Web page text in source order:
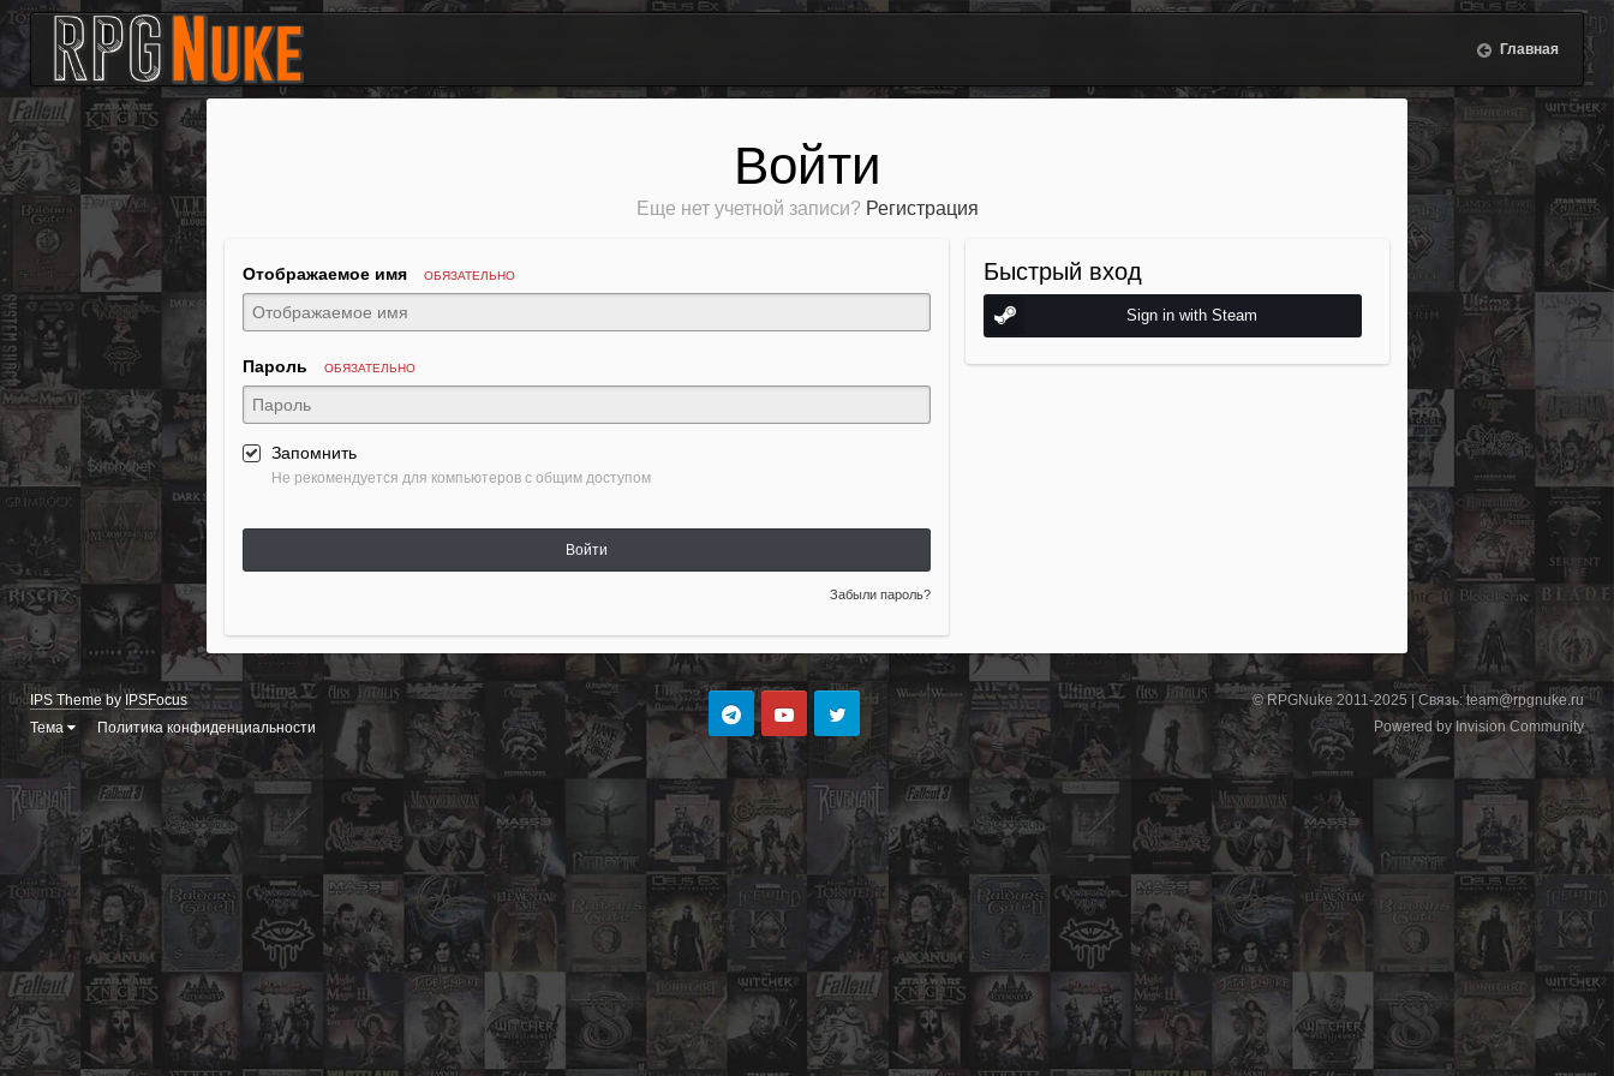
Главная
Войти
Еще нет учетной записи? Регистрация
Отображаемое имя ОБЯЗАТЕЛЬНО
Пароль ОБЯЗАТЕЛЬНО
Запомнить
Не рекомендуется для компьютеров с общим доступом
Войти
Забыли пароль?
Быстрый вход
Sign in with Steam
IPS Themeby IPSFocus
Тема
Политика конфиденциальности
© RPGNuke 2011-2025 | Связь: team@rpgnuke.ru
Powered by Invision Community